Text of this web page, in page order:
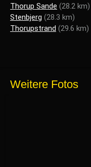
Thorup Sande (28.2 km)
Stenbjerg (28.3 km)
Thorupstrand (29.6 km)
Weitere Fotos